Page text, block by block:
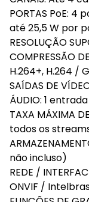
PORTAS PoE: 4
até 25,5 W por
RESOLUÇÃO
COMPRESSÃO
H.264+, H.264 /
SAÍDAS DE
ÁUDIO: 1
TAXA MÁXIMA
todos os
não incluso)
REDE /
ONVIF /